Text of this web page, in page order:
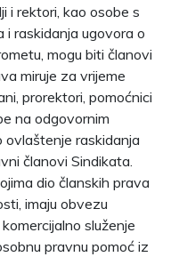
i rektori, kao osobe s
raskidanja ugovora o
mogu biti članovi
miruje za vrijeme
prorektori, pomoćnici
na odgovornim
ovlaštenje raskidanja
članovi Sindikata.
dio članskih prava
imaju obvezu
služenje
pravnu pomoć iz